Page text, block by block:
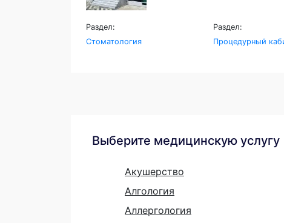
Раздел:
Стоматология
Раздел:
Процедурный
Выберите медицинскую услугу
Акушерство
Алгология
Аллергология